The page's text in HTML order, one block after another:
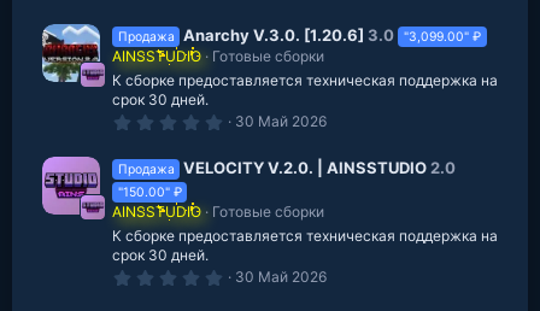
0
з
в
е
Продажа Anarchy V.3.0. [1.20.6] 3.0 "3,099.00" ₽
AINSSTUDIO
Готовые сборки
К сборке предоставляется техническая поддержка на
срок 30 дней.
0
0
е
з
д
30 Май 2026
Продажа VELOCITY V.2.0. | AINSSTUDIO 2.0
"150.00" ₽
AINSSTUDIO
Готовые сборки
К сборке предоставляется техническая поддержка на
срок 30 дней.
0 30 Май 2026